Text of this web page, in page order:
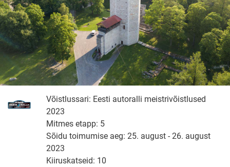
Võistlussari: Eesti autoralli meistrivõistlused
2023
Mitmes etapp: 5
Sõidu toimumise aeg: 25. august - 26. august
2023
Kiiruskatseid: 10